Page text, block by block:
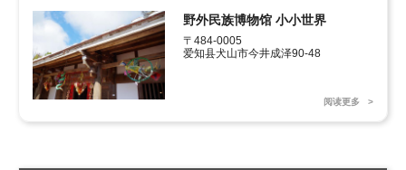
野外民族博物馆 小小世界
〒484-0005
爱知县犬山市今井成泽90-48
阅读更多